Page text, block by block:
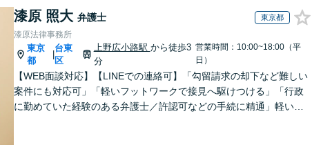
漆原 照大 弁護士 東京都
漆原法律事務所
東京
都
|
台東
区
上野広小路駅 から徒歩3
分
営業時間：10:00~18:00（平
日）
【WEB面談対応】【LINEでの連絡可】「勾留請求の却下など難しい
案件にも対応可」「軽いフットワークで接見へ駆けつける」「行政
に勤めていた経験のある弁護士／許認可などの手続に精通」軽いフ